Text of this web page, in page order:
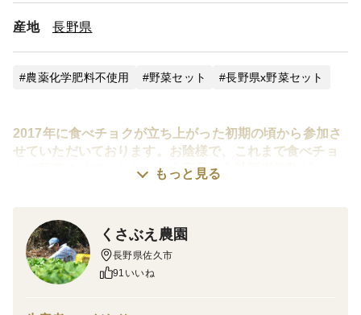
産地 長野県
農薬化学肥料不使用 野菜セット 長野県x野菜セット
2017年に食べチョクが立ち上がった初期の頃から参加さ
せていただいております。お陰様で、これまで食べチョ
クで販売させていただいた全商品の合計販売件数が
に励んでいきたいと思っています。
私たちの「くさぶえ野菜」は浅間山、蓼科山、そして北
アルプスを望む、標高約千メートルの高原で大切に育て
もっと見る
くさぶえ農園
長野県佐久市
91いいね